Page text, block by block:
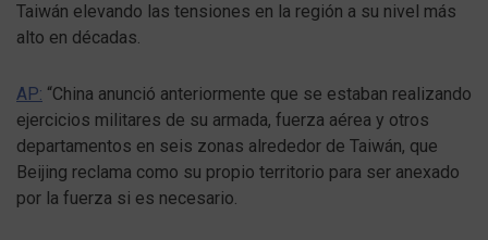
Taiwán elevando las tensiones en la región a su nivel más
alto en décadas.
AP: “China anunció anteriormente que se estaban realizando
ejercicios militares de su armada, fuerza aérea y otros
departamentos en seis zonas alrededor de Taiwán, que
Beijing reclama como su propio territorio para ser anexado
por la fuerza si es necesario.